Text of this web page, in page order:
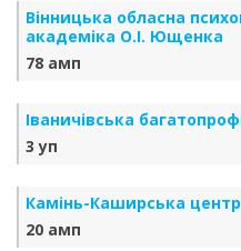
Вінницька обласна
академіка О.І. Ющенка
78 амп
Іваничівська
3 уп
Камінь-Каширська
20 амп